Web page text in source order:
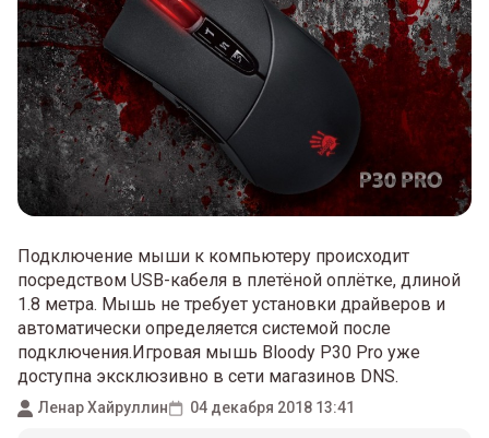
Подключение мыши к компьютеру происходит
посредством USB-кабеля в плетёной оплётке, длиной
1.8 метра. Мышь не требует установки драйверов и
автоматически определяется системой после
подключения.Игровая мышь Bloody P30 Pro уже
доступна эксклюзивно в сети магазинов DNS.
Ленар Хайруллин 04 декабря 2018 13:41